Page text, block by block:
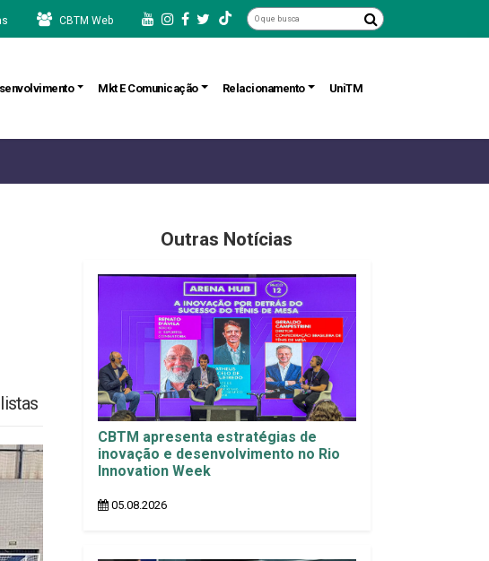
CBTM Web
Mkt E Comunicação Relacionamento UniTM
Outras Notícias
CBTM apresenta estratégias de
inovação e desenvolvimento no Rio
Innovation Week
05.08.2026